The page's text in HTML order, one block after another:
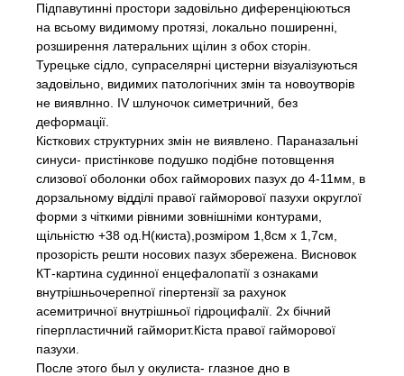
Підпавутинні простори задовільно диференціюються
на всьому видимому протязі, локально поширенні,
розширення латеральних щілин з обох сторін.
Турецьке сідло, супраселярні цистерни візуалізуються
задовільно, видимих патологічних змін та новоутворів
не виявлнно. IV шлуночок симетричний, без
деформації.
Кісткових структурних змін не виявлено. Параназальні
синуси- пристінкове подушко подібне потовщення
слизової оболонки обох гайморових пазух до 4-11мм, в
дорзальному відділі правої гайморової пазухи округлої
форми з чіткими рівними зовнішніми контурами,
щільністю +38 од.Н(киста),розміром 1,8см х 1,7см,
прозорість решти носових пазух збережена. Висновок
КТ-картина судинної енцефалопатії з ознаками
внутрішньочерепної гіпертензії за рахунок
асемитричної внутрішньої гідроцифалії. 2х бічний
гіперпластичний гайморит.Кіста правої гайморової
пазухи.
После этого был у окулиста- глазное дно в